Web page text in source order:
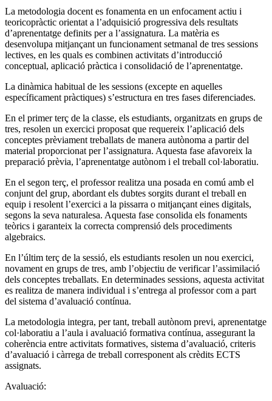
La metodologia docent es fonamenta en un enfocament actiu i
teoricopràctic orientat a l’adquisició progressiva dels resultats
d’aprenentatge definits per a l’assignatura. La matèria es
desenvolupa mitjançant un funcionament setmanal de tres sessions
lectives, en les quals es combinen activitats d’introducció
conceptual, aplicació pràctica i consolidació de l’aprenentatge.
La dinàmica habitual de les sessions (excepte en aquelles
específicament pràctiques) s’estructura en tres fases diferenciades.
En el primer terç de la classe, els estudiants, organitzats en grups de
tres, resolen un exercici proposat que requereix l’aplicació dels
conceptes prèviament treballats de manera autònoma a partir del
material proporcionat per l’assignatura. Aquesta fase afavoreix la
preparació prèvia, l’aprenentatge autònom i el treball col·laboratiu.
En el segon terç, el professor realitza una posada en comú amb el
conjunt del grup, abordant els dubtes sorgits durant el treball en
equip i resolent l’exercici a la pissarra o mitjançant eines digitals,
segons la seva naturalesa. Aquesta fase consolida els fonaments
teòrics i garanteix la correcta comprensió dels procediments
algebraics.
En l’últim terç de la sessió, els estudiants resolen un nou exercici,
novament en grups de tres, amb l’objectiu de verificar l’assimilació
dels conceptes treballats. En determinades sessions, aquesta activitat
es realitza de manera individual i s’entrega al professor com a part
del sistema d’avaluació contínua.
La metodologia integra, per tant, treball autònom previ, aprenentatge
col·laboratiu a l’aula i avaluació formativa contínua, assegurant la
coherència entre activitats formatives, sistema d’avaluació, criteris
d’avaluació i càrrega de treball corresponent als crèdits ECTS
assignats.
Avaluació: